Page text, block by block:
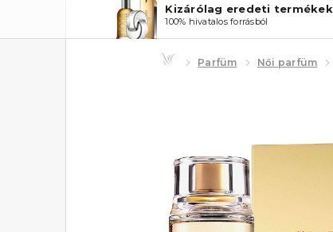
Kizárólag eredeti termékek
100% hivatalos forrásból
Parfüm Női parfüm